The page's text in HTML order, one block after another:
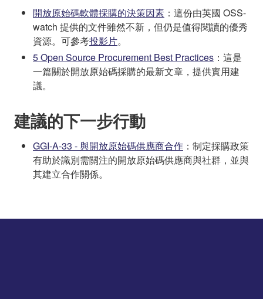
開放原始碼軟體採購的決策因素 ：這份由英國 OSS-
watch 提供的文件雖然不新，但仍是值得閱讀的優秀
資源。可參考投影片。
5 Open Source Procurement Best Practices ：這是
一篇關於開放原始碼採購的最新文章，提供實用建
議。
建議的下一步行動
GGI-A-33 - 與開放原始碼供應商合作 ：制定採購政策
有助於識別需關注的開放原始碼供應商與社群，並與
其建立合作關係。